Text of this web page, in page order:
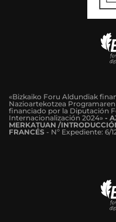
«Bizkaiko Foru Aldundiak
Nazioartekotzea
financiado por la Diputación
Internacionalización 2024» -
MERKATUAN /
FRANCÉS - Nº Expediente: 6/